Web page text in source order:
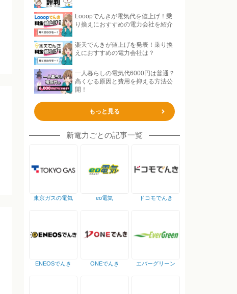
Looopでんきが電気代を値上げ！乗
り換えにおすすめの電力会社を紹介
楽天でんきが値上げを発表！乗り換
えにおすすめの電力会社は？
一人暮らしの電気代6000円は普通？
高くなる原因と費用を抑える方法公
開！
もっと見る
新電力ごとの記事一覧
東京ガスの電気 eo電気 ドコモでんき
ENEOSでんき ONEでんき エバーグリーン